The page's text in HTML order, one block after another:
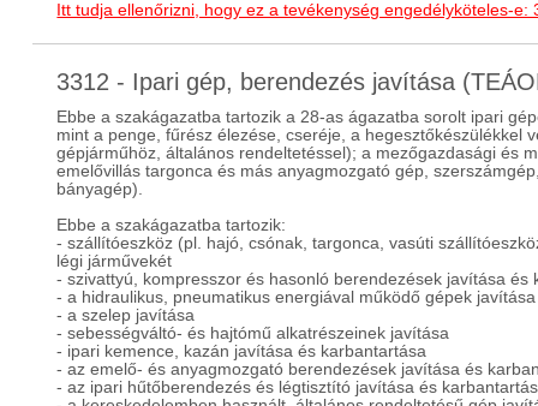
Itt tudja ellenőrizni, hogy ez a tevékenység engedélyköteles-e:
3312 - Ipari gép, berendezés javítása
Ebbe a szakágazatba tartozik a 28-as ágazatba sorolt ipari
mint a penge, fűrész élezése, cseréje, a hegesztőkészülékkel
gépjárműhöz, általános rendeltetéssel); a mezőgazdasági és
emelővillás targonca és más anyagmozgató gép,
bányagép).
Ebbe a szakágazatba tartozik:
- szállítóeszköz (pl. hajó, csónak, targonca, vasúti
légi járművekét
- szivattyú, kompresszor és hasonló berendezések javítása és
- a hidraulikus, pneumatikus energiával működő gépek
- a szelep javítása
- sebességváltó- és hajtómű alkatrészeinek javítása
- ipari kemence, kazán javítása és karbantartása
- az emelő- és anyagmozgató berendezések javítása és
- az ipari hűtőberendezés és légtisztító javítása és